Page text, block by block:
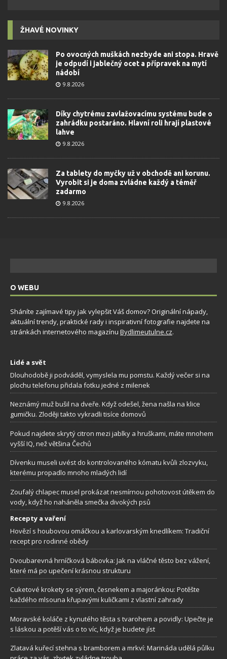
ŽHAVÉ NOVINKY
Po ovocných muškách nezbyde ani stopa. Hravě
je odpudí i jablečný ocet a přípravek na mytí
nádobí
9.8.2026
Díky chytrému zavlažovacímu systému bude o
zahrádku postaráno. Hlavní roli hrají plastové
lahve
9.8.2026
Za tablety do myčky už v obchodě ani korunu.
Vyrobit si je doma zvládne každý a téměř
zadarmo
9.8.2026
O WEBU
Sháníte zajímavé tipy jak vylepšit Váš domov? Originální nápady,
aktuální trendy, praktické rady i inspirativní fotografie najdete na
stránkách internetového magazínu Bydlimeutulne.cz.
Lidé a svět
Dlouhodobě ji podváděl, vymyslela mu pomstu. Každý večer si na
plochu telefonu přidala fotku jedné z milenek
Neznámý muž bušil na dveře. Když odešel, žena našla na klice
gumičku. Zloději takto vykradli tisíce domovů
Pokud najdete skrytý citron mezi jablky a hruškami, máte mnohem
vyšší IQ, než většina Čechů
Dívenku museli uvést do kontrolovaného kómatu kvůli zlozvyku,
kterému propadlo mnoho mladých lidí
Zoufalý chlapec musel prokázat nesmírnou pohotovost útěkem do
vody, když ho naháněla smečka divokých psů
Recepty a vaření
Hovězí s houbovou omáčkou a karlovarským knedlíkem: Tradiční
recept pro rodinné obědy
Dvoubarevná hrníčková bábovka: Jak na vláčné těsto bez vážení,
které má po upečení krásnou strukturu
Cuketové krokety se sýrem, česnekem a majoránkou: Potěšte
každého mlsouna křupavými kuličkami z vlastní zahrady
Moravské koláče z kynutého těsta s tvarohem a povidly: Upečte je
s láskou a potěší vás o to víc, když je budete jíst
Zlatavá kuřecí stehna s bramborem a mrkví: Marináda udělá půlku